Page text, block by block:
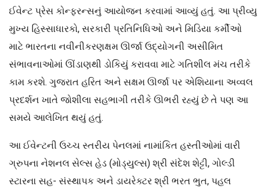
ઈવેન્ટ પ્રેસ કોન્ફરન્સનું આયોજન કરવામાં આવ્યું હતું. આ પ્રીવ્યુ
મુખ્ય હિસ્સાધારકો, સરકારી પ્રતિનિધિઓ અને મિડિયા કર્મીઓ
માટે ભારતના નવીનીકરણક્ષમ ઊર્જા ઉદ્યોગની અસીમિત
સંભાવનાઓમાં ઊંડાણથી ડોકિયું કરાવવા માટે ગતિશીલ મંચ તરીકે
કામ કરશે. ગુજરાત હરિત અને સક્ષમ ઊર્જા પર એશિયાના અવ્વલ
પ્રદર્શન ખાતે જોશીલા સહભાગી તરીકે ઊભરી રહ્યું છે તે પણ આ
સમયે આલેખિત થયું હતું.
આ ઈવેન્ટની ઉચ્ચ સ્તરીય પેનલમાં નામાંકિત હસ્તીઓમાં વારી
ગ્રુપના નેશનલ સેલ્સ હેડ (મોડ્યુલ્સ) શ્રી સંદેશ શેટ્ટી, ગોલ્ડી
સ્ટારના સહ- સંસ્થાપક અને ડાયરેક્ટર શ્રી ભરત ભુત, પહલ